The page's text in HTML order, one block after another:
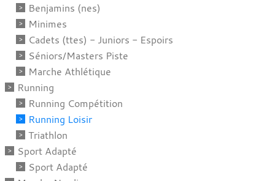
Benjamins (nes)
Minimes
Cadets (ttes) - Juniors - Espoirs
Séniors/Masters Piste
Marche Athlétique
Running
Running Compétition
Running Loisir
Triathlon
Sport Adapté
Sport Adapté